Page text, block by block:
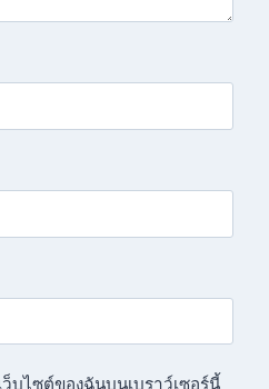
บไซต์ของฉันบนเบราว์เซอร์นี้